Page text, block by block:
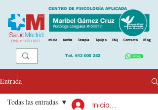
Reg. nº CS11031
CENTRO DE PSICOLOGÍA APLICADA
Inicio Tarifas Terapia Equipo FAQ Contacto Blog
Tel. 613 005 282
Entrada
Todas las entradas Iniciar sesión